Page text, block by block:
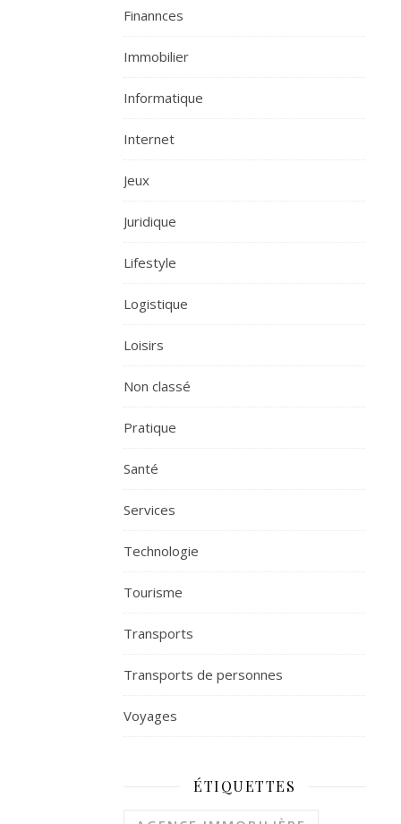
Finannces
Immobilier
Informatique
Internet
Jeux
Juridique
Lifestyle
Logistique
Loisirs
Non classé
Pratique
Santé
Services
Technologie
Tourisme
Transports
Transports de personnes
Voyages
ÉTIQUETTES